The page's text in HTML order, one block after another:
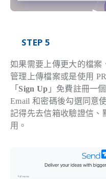
STEP 5
如果需要上傳更大的檔案
管理上傳檔案或是使用
「 Sign Up 」免費註冊一
Email 和密碼後勾選同意
記得先去信箱收驗證信、
用。